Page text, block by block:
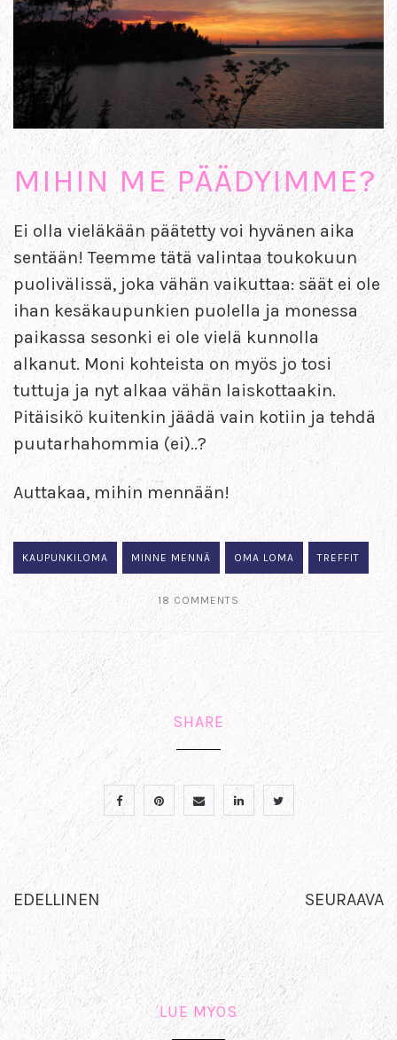
MIHIN ME PÄÄDYIMME?
Ei olla vieläkään päätetty voi hyvänen aika
sentään! Teemme tätä valintaa toukokuun
puolivälissä, joka vähän vaikuttaa: säät ei ole
ihan kesäkaupunkien puolella ja monessa
paikassa sesonki ei ole vielä kunnolla
alkanut. Moni kohteista on myös jo tosi
tuttuja ja nyt alkaa vähän laiskottaakin.
Pitäisikö kuitenkin jäädä vain kotiin ja tehdä
puutarhahommia (ei)..?
Auttakaa, mihin mennään!
KAUPUNKILOMA MINNE MENNÄ OMA LOMA TREFFIT
18 COMMENTS
SHARE
EDELLINEN SEURAAVA
LUE MYÖS